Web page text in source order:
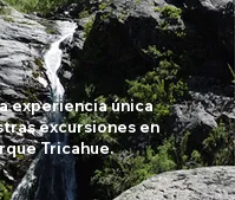
experiencia única
excursiones en
Tricahue.